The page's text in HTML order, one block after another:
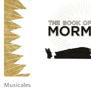
Musicales